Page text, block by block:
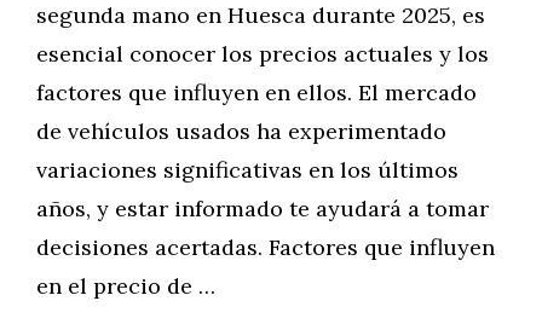
segunda mano en Huesca durante 2025, es
esencial conocer los precios actuales y los
factores que influyen en ellos. El mercado
de vehículos usados ha experimentado
variaciones significativas en los últimos
años, y estar informado te ayudará a tomar
decisiones acertadas.​ Factores que influyen
en el precio de …